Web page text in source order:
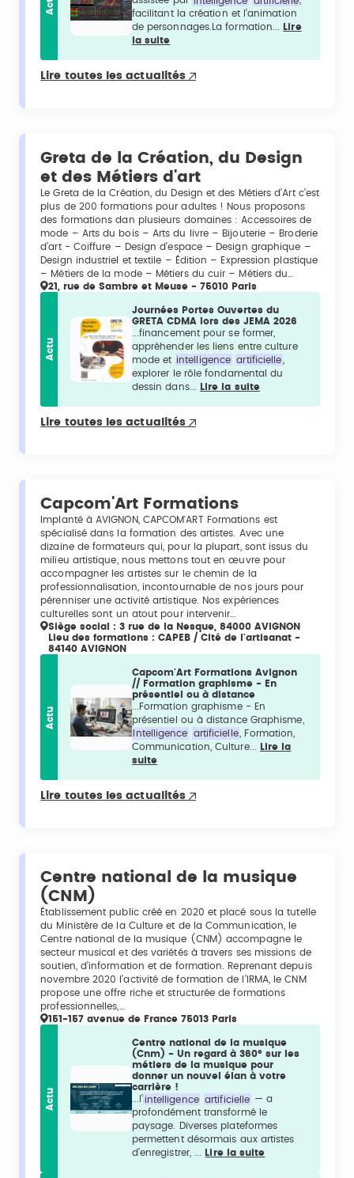
facilitant la création et l’animation
de personnages.La formation...
Lire
la suite
Lire toutes les actualités
Greta de la Création, du Design
et des Métiers d'art
Le Greta de la Création, du Design et des Métiers d’Art c’est
plus de 200 formations pour adultes ! Nous proposons
des formations dan plusieurs domaines : Accessoires de
mode – Arts du bois – Arts du livre – Bijouterie – Broderie
d’art - Coiffure – Design d’espace – Design graphique –
Design industriel et textile – Édition – Expression plastique
– Métiers de la mode – Métiers du cuir – Métiers du…
21, rue de Sambre et Meuse - 75010 Paris
Actu
Journées Portes Ouvertes du
GRETA CDMA lors des JEMA 2026
...financement pour se former,
appréhender les liens entre culture
mode et intelligence artificielle
explorer le rôle fondamental du
dessin dans...
Lire la suite
Lire toutes les actualités
Capcom'Art Formations
Implanté à AVIGNON, CAPCOM'ART Formations est
spécialisé dans la formation des artistes. Avec une
dizaine de formateurs qui, pour la plupart, sont issus du
milieu artistique, nous mettons tout en œuvre pour
accompagner les artistes sur le chemin de la
professionnalisation, incontournable de nos jours pour
pérenniser une activité artistique. Nos expériences
culturelles sont un atout pour intervenir…
Siège social : 3 rue de la Nesque, 84000 AVIGNON
Lieu des formations : CAPEB / Cité de l'artisanat -
84140 AVIGNON
Actu
Capcom'Art Formations Avignon
// Formation graphisme - En
présentiel ou à distance
...Formation graphisme - En
présentiel ou à distance Graphisme,
Intelligence
artificielle
, Formation,
Communication, Culture...
Lire la
suite
Lire toutes les actualités
Centre national de la musique
(CNM)
Établissement public créé en 2020 et placé sous la tutelle
du Ministère de la Culture et de la Communication, le
Centre national de la musique (CNM) accompagne le
secteur musical et des variétés à travers ses missions de
soutien, d’information et de formation. Reprenant depuis
novembre 2020 l’activité de formation de l’IRMA, le CNM
propose une offre riche et structurée de formations
professionnelles,…
151-157 avenue de France 75013 Paris
Actu
Centre national de la musique
(Cnm) - Un regard à 360° sur les
métiers de la musique pour
donner un nouvel élan à votre
carrière !
...l’intelligence artificielle — a
profondément transformé le
paysage. Diverses plateformes
permettent désormais aux artistes
d’enregistrer, ...
Lire la suite